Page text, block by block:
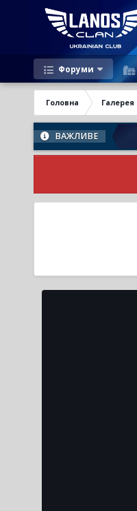
Форуми
Головна Галерея
ВАЖЛИВЕ